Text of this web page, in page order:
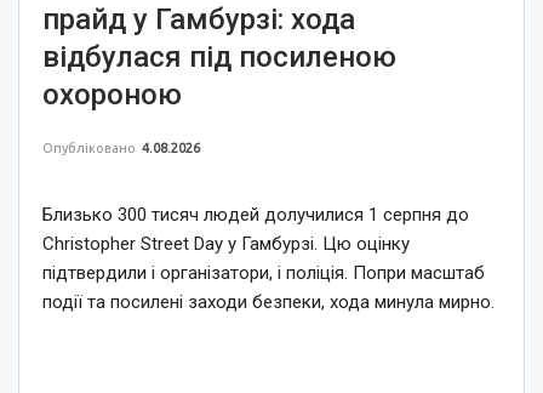
прайд у Гамбурзі: хода
відбулася під посиленою
охороною
Опубліковано 4.08.2026
Близько 300 тисяч людей долучилися 1 серпня до
Christopher Street Day у Гамбурзі. Цю оцінку
підтвердили і організатори, і поліція. Попри масштаб
події та посилені заходи безпеки, хода минула мирно.